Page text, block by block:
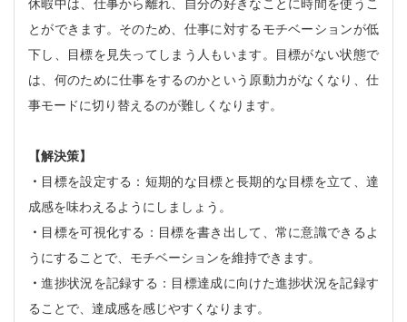
休暇中は、仕事から離れ、自分の好きなことに時間を使うこ
とができます。そのため、仕事に対するモチベーションが低
下し、目標を見失ってしまう人もいます。目標がない状態で
は、何のために仕事をするのかという原動力がなくなり、仕
事モードに切り替えるのが難しくなります。
【解決策】
・ 目標を設定する：短期的な目標と長期的な目標を立て、達
成感を味わえるようにしましょう。
・ 目標を可視化する：目標を書き出して、常に意識できるよ
うにすることで、モチベーションを維持できます。
・進捗状況を記録する：目標達成に向けた進捗状況を記録す
ることで、達成感を感じやすくなります。